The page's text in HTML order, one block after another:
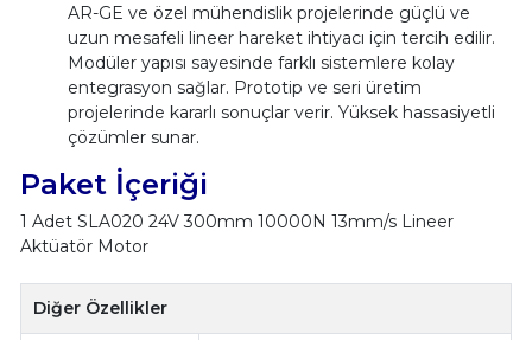
AR-GE ve özel mühendislik projelerinde güçlü ve
uzun mesafeli lineer hareket ihtiyacı için tercih edilir.
Modüler yapısı sayesinde farklı sistemlere kolay
entegrasyon sağlar. Prototip ve seri üretim
projelerinde kararlı sonuçlar verir. Yüksek hassasiyetli
çözümler sunar.
Paket İçeriği
1 Adet SLA020 24V 300mm 10000N 13mm/s Lineer
Aktüatör Motor
Diğer Özellikler